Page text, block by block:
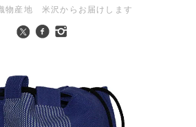
物産地 米沢からお届けします